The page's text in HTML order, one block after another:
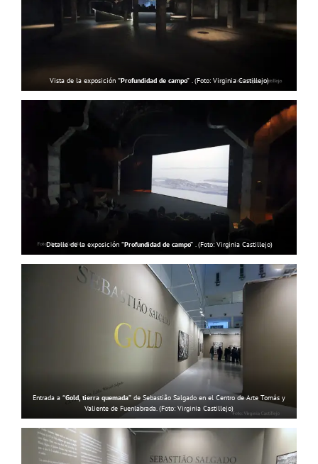
Vista de la exposición “Profundidad de campo”. (Foto: Virginia Castillejo)
Detalle de la exposición “Profundidad de campo”. (Foto: Virginia Castillejo)
Entrada a “Gold, tierra quemada” de Sebastião Salgado en el Centro de Arte Tomás y
Valiente de Fuenlabrada. (Foto: Virginia Castillejo)Copyright 2022 |
reservados